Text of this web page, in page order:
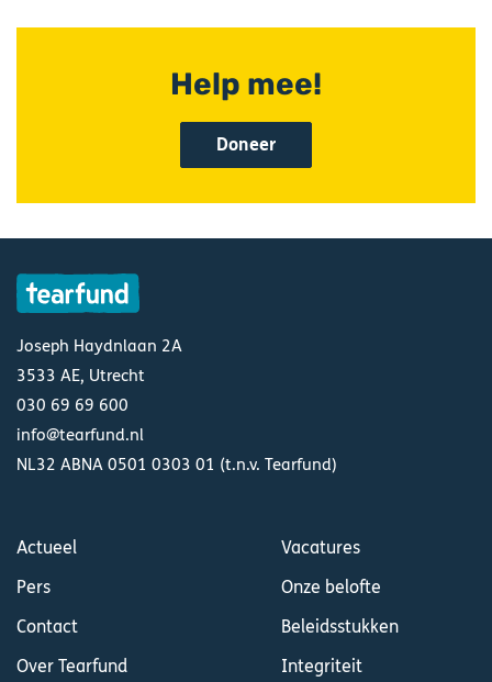
Help mee!
Doneer
Joseph Haydnlaan 2A
3533 AE, Utrecht
030 69 69 600
info@tearfund.nl
NL32 ABNA 0501 0303 01 (t.n.v. Tearfund)
Actueel
Pers
Contact
Over Tearfund
Vacatures
Onze belofte
Beleidsstukken
Integriteit